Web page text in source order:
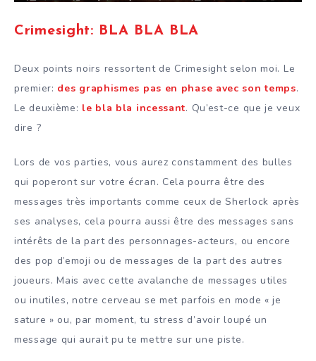
Crimesight: BLA BLA BLA
Deux points noirs ressortent de Crimesight selon moi. Le
premier: des graphismes pas en phase avec son temps.
Le deuxième: le bla bla incessant. Qu’est-ce que je veux
dire ?
Lors de vos parties, vous aurez constamment des bulles
qui poperont sur votre écran. Cela pourra être des
messages très importants comme ceux de Sherlock après
ses analyses, cela pourra aussi être des messages sans
intérêts de la part des personnages-acteurs, ou encore
des pop d’emoji ou de messages de la part des autres
joueurs. Mais avec cette avalanche de messages utiles
ou inutiles, notre cerveau se met parfois en mode « je
sature » ou, par moment, tu stress d’avoir loupé un
message qui aurait pu te mettre sur une piste.